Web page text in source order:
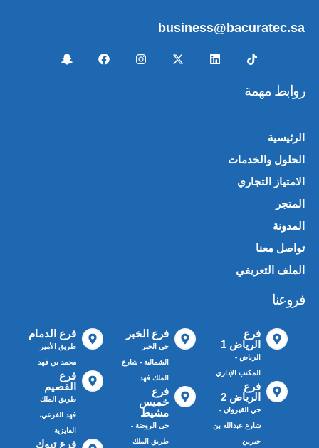
business@bacuratec.sa
روابط مهمة
الرئيسية
الحلول والخدمات
الامتياز التجاري
المتجر
المدونة
تواصل معنا
الملف التعريفي
فروعنا
فرع
الرياض 1
الرياض -
المكتب الإداري
فرع
الرياض 2
حي القيروان -
شارع عبدالله بن
جبرين
فرع الخبر
حي الخبر
الشمالية - شارع
الملك فهد
فرع
خميس
مشيط
حي الروضة -
طريق الملك
فرع الدمام
طريق الأمير
محمد بن فهد
فرع
القصيم
طريق الملك
فهد الفرعي،
الفايزية
فرع تبوك